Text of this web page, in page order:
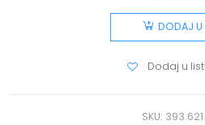
DODAJ U
Dodaj u
SKU: